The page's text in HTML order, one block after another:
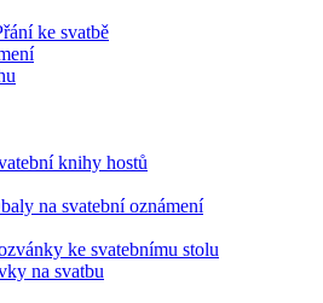
ke svatbě
knihy hostů
na svatební oznámení
ke svatebnímu stolu
na svatbu